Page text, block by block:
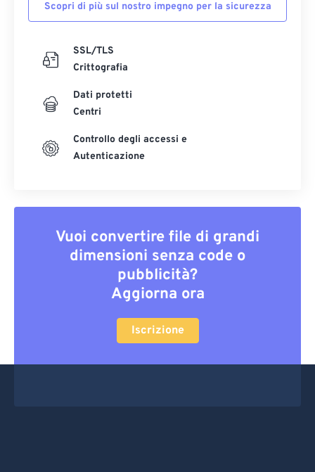
Scopri di più sul nostro impegno per la sicurezza
SSL/TLS
Crittografia
Dati protetti
Centri
Controllo degli accessi e
Autenticazione
Vuoi convertire file di grandi
dimensioni senza code o
pubblicità?
Aggiorna ora
Iscrizione